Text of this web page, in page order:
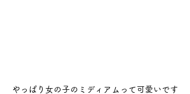
やっぱり女の子のミディアムって可愛いです